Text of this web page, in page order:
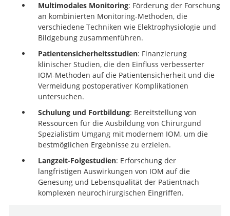
Multimodales Monitoring: Förderung der Forschung
an kombinierten Monitoring-Methoden, die
verschiedene Techniken wie Elektrophysiologie und
Bildgebung zusammenführen.
Patientensicherheitsstudien: Finanzierung
klinischer Studien, die den Einfluss verbesserter
IOM-Methoden auf die Patientensicherheit und die
Vermeidung postoperativer Komplikationen
untersuchen.
Schulung und Fortbildung: Bereitstellung von
Ressourcen für die Ausbildung von Chirurgund
Spezialistim Umgang mit modernem IOM, um die
bestmöglichen Ergebnisse zu erzielen.
Langzeit-Folgestudien: Erforschung der
langfristigen Auswirkungen von IOM auf die
Genesung und Lebensqualität der Patientnach
komplexen neurochirurgischen Eingriffen.